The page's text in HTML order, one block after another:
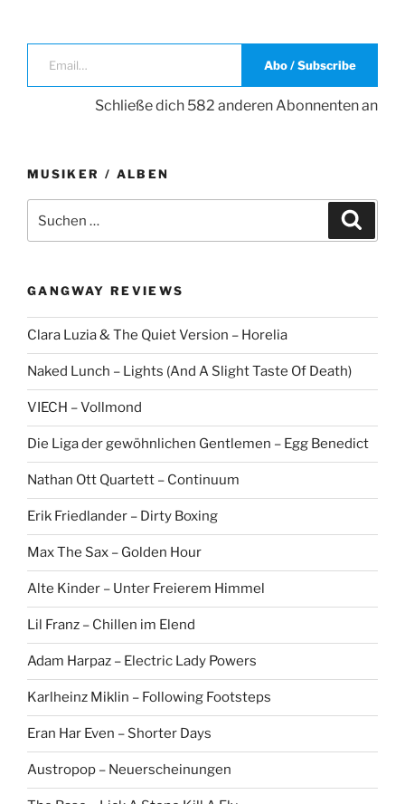
Email…
Abo / Subscribe
Schließe dich 582 anderen Abonnenten an
MUSIKER / ALBEN
nach:
GANGWAY REVIEWS
Clara Luzia & The Quiet Version – Horelia
Naked Lunch – Lights (And A Slight Taste Of Death)
VIECH – Vollmond
Die Liga der gewöhnlichen Gentlemen – Egg Benedict
Nathan Ott Quartett – Continuum
Erik Friedlander – Dirty Boxing
Max The Sax – Golden Hour
Alte Kinder – Unter Freierem Himmel
Lil Franz – Chillen im Elend
Adam Harpaz – Electric Lady Powers
Karlheinz Miklin – Following Footsteps
Eran Har Even – Shorter Days
Austropop – Neuerscheinungen